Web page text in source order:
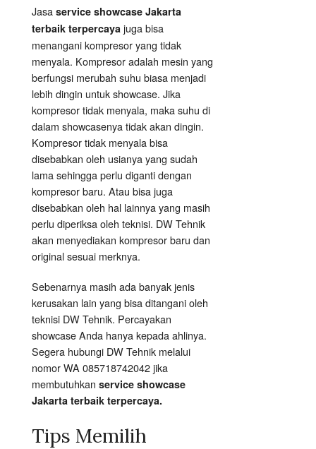
Jasa service showcase Jakarta
terbaik terpercaya juga bisa
menangani kompresor yang tidak
menyala. Kompresor adalah mesin yang
berfungsi merubah suhu biasa menjadi
lebih dingin untuk showcase. Jika
kompresor tidak menyala, maka suhu di
dalam showcasenya tidak akan dingin.
Kompresor tidak menyala bisa
disebabkan oleh usianya yang sudah
lama sehingga perlu diganti dengan
kompresor baru. Atau bisa juga
disebabkan oleh hal lainnya yang masih
perlu diperiksa oleh teknisi. DW Tehnik
akan menyediakan kompresor baru dan
original sesuai merknya.
Sebenarnya masih ada banyak jenis
kerusakan lain yang bisa ditangani oleh
teknisi DW Tehnik. Percayakan
showcase Anda hanya kepada ahlinya.
Segera hubungi DW Tehnik melalui
nomor WA 085718742042 jika
membutuhkan service showcase
Jakarta terbaik terpercaya.
Tips Memilih